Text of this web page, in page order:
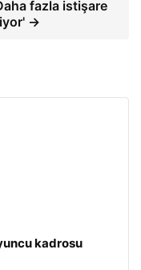
fazla istişare
→
kadrosu